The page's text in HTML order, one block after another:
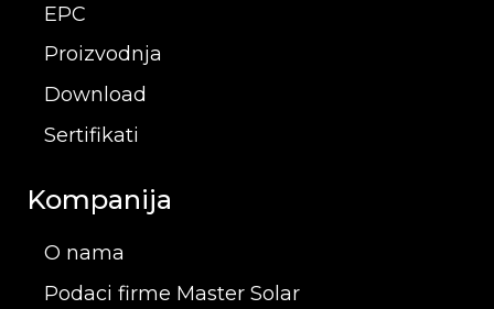
EPC
Proizvodnja
Download
Sertifikati
Kompanija
O nama
Podaci firme Master Solar